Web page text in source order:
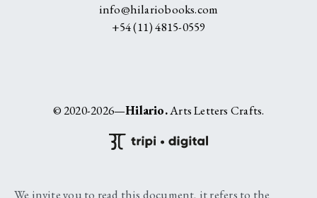
info@hilariobooks.com
+54 (11) 4815-0559
© 2020-2026—Hilario.Arts Letters Crafts.
We invite you to read this document, it refers to the